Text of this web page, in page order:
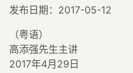
发布日期：2017-05-12
（粤语）
高添强先生主讲
2017年4月29日